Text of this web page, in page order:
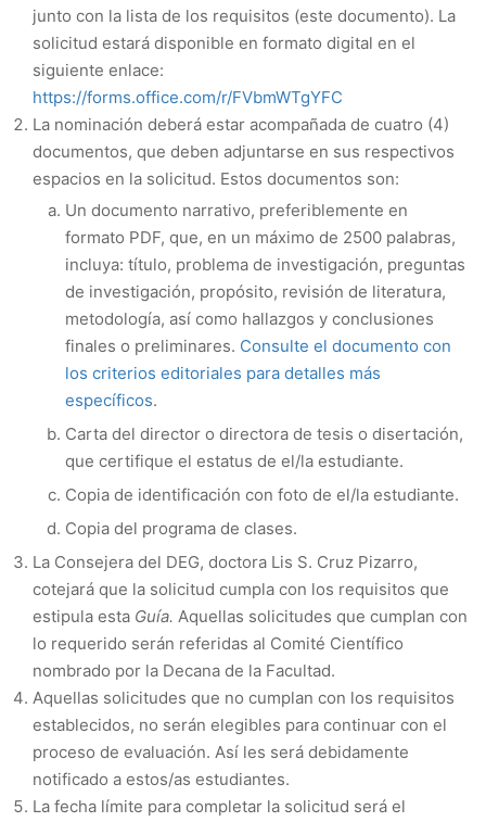
junto con la lista de los requisitos (este documento). La
solicitud estará disponible en formato digital en el
siguiente enlace:
https://forms.office.com/r/FVbmWTgYFC
La nominación deberá estar acompañada de cuatro (4)
documentos, que deben adjuntarse en sus respectivos
espacios en la solicitud. Estos documentos son:
Un documento narrativo, preferiblemente en
formato PDF, que, en un máximo de 2500 palabras,
incluya: título, problema de investigación, preguntas
de investigación, propósito, revisión de literatura,
metodología, así como hallazgos y conclusiones
finales o preliminares. Consulte el documento con
los criterios editoriales para detalles más
específicos.
Carta del director o directora de tesis o disertación,
que certifique el estatus de el/la estudiante.
Copia de identificación con foto de el/la estudiante.
Copia del programa de clases.
La Consejera del DEG, doctora Lis S. Cruz Pizarro,
cotejará que la solicitud cumpla con los requisitos que
estipula esta Guía. Aquellas solicitudes que cumplan con
lo requerido serán referidas al Comité Científico
nombrado por la Decana de la Facultad.
Aquellas solicitudes que no cumplan con los requisitos
establecidos, no serán elegibles para continuar con el
proceso de evaluación. Así les será debidamente
notificado a estos/as estudiantes.
La fecha límite para completar la solicitud será el